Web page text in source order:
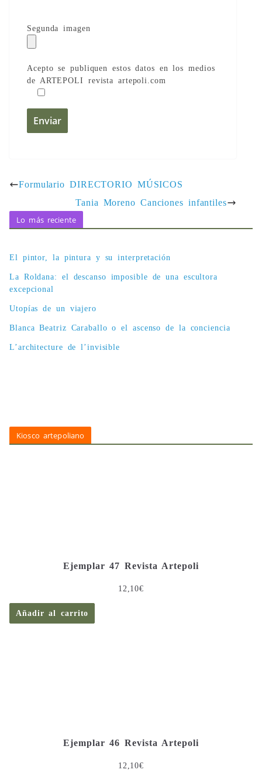
Segunda imagen
Acepto se publiquen estos datos en los medios
de ARTEPOLI revista artepoli.com
Formulario DIRECTORIO MÚSICOS
Tania Moreno Canciones infantiles
Lo más reciente
El pintor, la pintura y su interpretación
La Roldana: el descanso imposible de una escultora
excepcional
Utopías de un viajero
Blanca Beatriz Caraballo o el ascenso de la conciencia
L’architecture de l’invisible
Kiosco artepoliano
Ejemplar 47 Revista Artepoli
12,10€
Añadir al carrito
Ejemplar 46 Revista Artepoli
12,10€